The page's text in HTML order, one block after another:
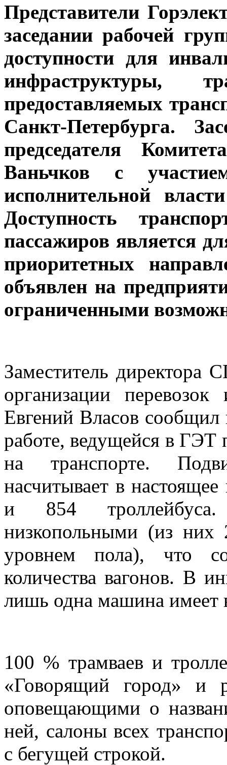
Представители
заседании рабочей
доступности для
инфраструктуры,
предоставляемых
Санкт-Петербурга.
председателя
Ваньчков с
исполнительной
Доступность
пассажиров является
приоритетных
объявлен на
ограниченными
Заместитель директора
организации
Евгений Власов сообщил
работе, ведущейся в ГЭТ
на транспорте.
насчитывает в
и 854
низкопольными (из
уровнем пола), что
количества вагонов. В
лишь одна машина имеет
100 % трамваев и
«Говорящий город» и
оповещающими о
ней, салоны всех
с бегущей строкой.